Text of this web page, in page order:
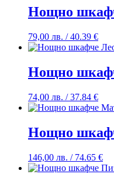
Нощно
79,00 лв. / 40.39 €
Нощно
74,00 лв. / 37.84 €
Нощно
146,00 лв. / 74.65 €